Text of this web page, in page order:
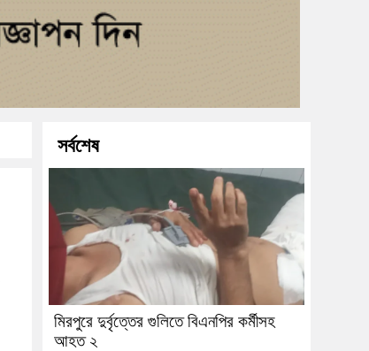
সর্বশেষ
মিরপুরে দুর্বৃত্তের গুলিতে বিএনপির কর্মীসহ
আহত ২